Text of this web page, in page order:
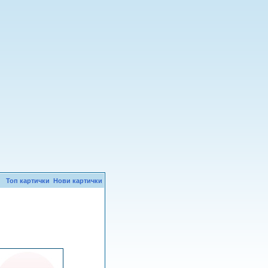
Топ картички Нови картички